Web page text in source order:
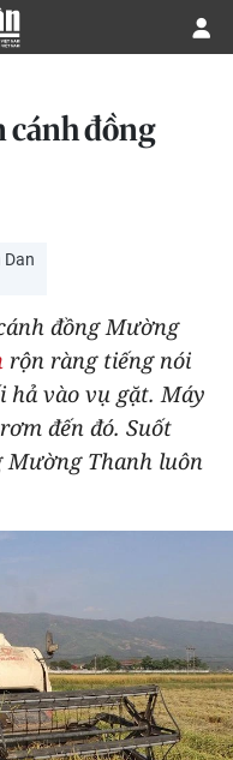
cánh đồng
Dan
đồng Mường
rộn ràng tiếng nói
hả vào vụ gặt. Máy
đến đó. Suốt
Mường Thanh luôn